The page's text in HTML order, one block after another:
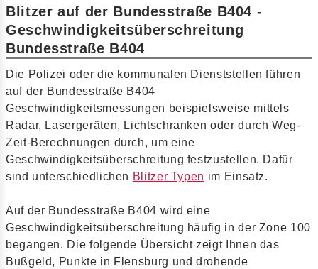
Blitzer auf der Bundesstraße B404 -
Geschwindigkeitsüberschreitung
Bundesstraße B404
Die Polizei oder die kommunalen Dienststellen führen
auf der Bundesstraße B404
Geschwindigkeitsmessungen beispielsweise mittels
Radar, Lasergeräten, Lichtschranken oder durch Weg-
Zeit-Berechnungen durch, um eine
Geschwindigkeitsüberschreitung festzustellen. Dafür
sind unterschiedlichen Blitzer Typen im Einsatz.
Auf der Bundesstraße B404 wird eine
Geschwindigkeitsüberschreitung häufig in der Zone 100
begangen. Die folgende Übersicht zeigt Ihnen das
Bußgeld, Punkte in Flensburg und drohende